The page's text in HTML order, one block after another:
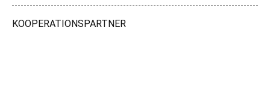
KOOPERATIONSPARTNER